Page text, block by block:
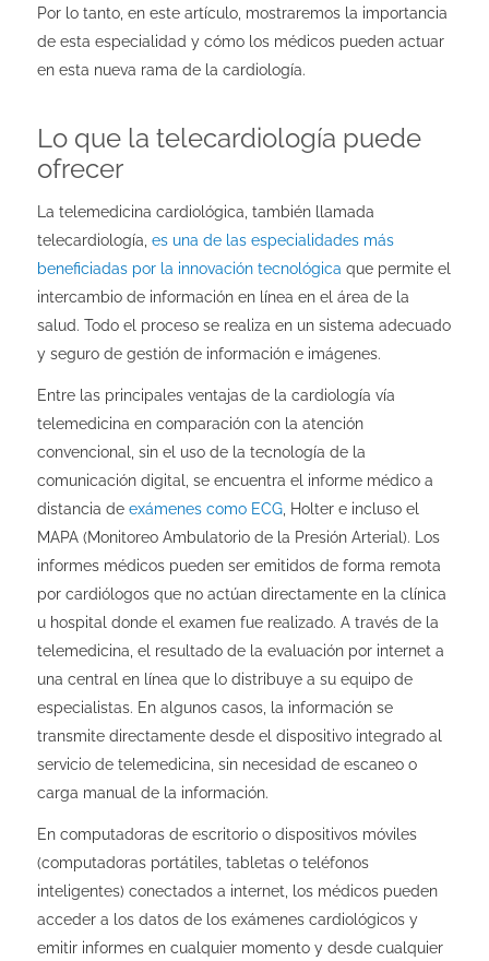
Por lo tanto, en este artículo, mostraremos la importancia
de esta especialidad y cómo los médicos pueden actuar
en esta nueva rama de la cardiología.
Lo que la telecardiología puede
ofrecer
La telemedicina cardiológica, también llamada
telecardiología, es una de las especialidades más
beneficiadas por la innovación tecnológica que permite el
intercambio de información en línea en el área de la
salud. Todo el proceso se realiza en un sistema adecuado
y seguro de gestión de información e imágenes.
Entre las principales ventajas de la cardiología vía
telemedicina en comparación con la atención
convencional, sin el uso de la tecnología de la
comunicación digital, se encuentra el informe médico a
distancia de exámenes como ECG, Holter e incluso el
MAPA (Monitoreo Ambulatorio de la Presión Arterial). Los
informes médicos pueden ser emitidos de forma remota
por cardiólogos que no actúan directamente en la clínica
u hospital donde el examen fue realizado. A través de la
telemedicina, el resultado de la evaluación por internet a
una central en línea que lo distribuye a su equipo de
especialistas. En algunos casos, la información se
transmite directamente desde el dispositivo integrado al
servicio de telemedicina, sin necesidad de escaneo o
carga manual de la información.
En computadoras de escritorio o dispositivos móviles
(computadoras portátiles, tabletas o teléfonos
inteligentes) conectados a internet, los médicos pueden
acceder a los datos de los exámenes cardiológicos y
emitir informes en cualquier momento y desde cualquier